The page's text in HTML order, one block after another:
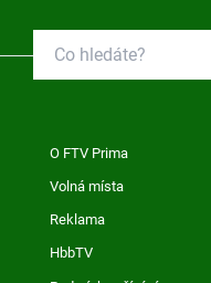
O FTV Prima
Volná místa
Reklama
HbbTV